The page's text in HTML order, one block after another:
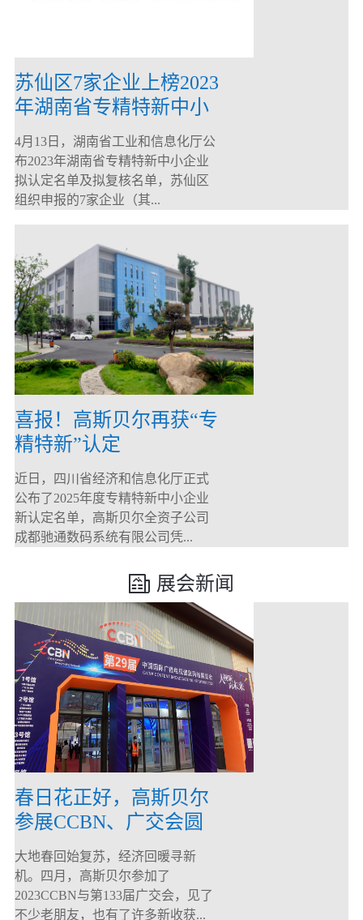
苏仙区7家企业上榜2023
年湖南省专精特新中小
企业
4月13日，湖南省工业和信息化厅公
布2023年湖南省专精特新中小企业
拟认定名单及拟复核名单，苏仙区
组织申报的7家企业（其...
喜报！高斯贝尔再获“专
精特新”认定
近日，四川省经济和信息化厅正式
公布了2025年度专精特新中小企业
新认定名单，高斯贝尔全资子公司
成都驰通数码系统有限公司凭...
展会新闻
春日花正好，高斯贝尔
参展CCBN、广交会圆
满落幕！
大地春回始复苏，经济回暖寻新
机。四月，高斯贝尔参加了
2023CCBN与第133届广交会，见了
不少老朋友，也有了许多新收获...